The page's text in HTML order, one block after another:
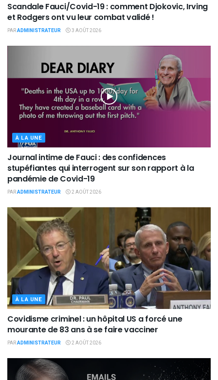
Scandale Fauci/Covid-19 : comment Djokovic, Irving
et Rodgers ont vu leur combat validé !
PARADMINISTRATEUR 3 AOÛT 2026
À LA UNE
Journal intime de Fauci : des confidences
stupéfiantes qui interrogent sur son rapport à la
pandémie de Covid-19
PARADMINISTRATEUR 2 AOÛT 2026
À LA UNE
Covidisme criminel : un hôpital US a forcé une
mourante de 83 ans à se faire vacciner
PARADMINISTRATEUR 2 AOÛT 2026